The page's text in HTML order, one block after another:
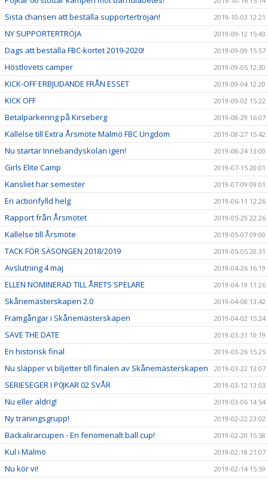
Sista chansen att beställa supportertröjan! 2019-10-03 12:21
NY SUPPORTERTRÖJA 2019-09-12 15:43
Dags att beställa FBC-kortet 2019-2020! 2019-09-09 15:57
Höstlovets camper 2019-09-05 12:30
KICK-OFF ERBJUDANDE FRÅN ESSET 2019-09-04 12:20
KICK OFF 2019-09-02 15:22
Betalparkering på Kirseberg 2019-08-29 16:07
Kallelse till Extra Årsmöte Malmö FBC Ungdom 2019-08-27 15:42
Nu startar Innebandyskolan igen! 2019-08-24 13:00
Girls Elite Camp 2019-07-15 20:01
Kansliet har semester 2019-07-09 09:01
En actionfylld helg 2019-06-11 12:26
Rapport från Årsmötet 2019-05-29 22:26
Kallelse till Årsmöte 2019-05-07 09:00
TACK FÖR SÄSONGEN 2018/2019 2019-05-05 20:31
Avslutning 4 maj 2019-04-26 16:19
ELLEN NOMINERAD TILL ÅRETS SPELARE 2019-04-19 11:26
Skånemästerskapen 2.0 2019-04-08 13:42
Framgångar i Skånemästerskapen 2019-04-02 15:24
SAVE THE DATE 2019-03-31 10:19
En historisk final 2019-03-26 15:25
Nu släpper vi biljetter till finalen av Skånemästerskapen 2019-03-22 13:07
SERIESEGER I P0JKAR 02 SVÅR 2019-03-12 13:03
Nu eller aldrig! 2019-03-06 14:54
Ny träningsgrupp! 2019-02-22 23:02
Backalirarcupen - En fenomenalt ball cup! 2019-02-20 15:58
Kul i Malmö 2019-02-18 21:07
Nu kör vi!
2019-02-14 15:59